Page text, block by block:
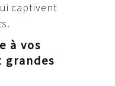
captivent
à vos
grandes